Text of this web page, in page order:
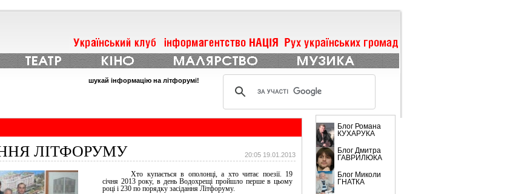
шукай інформацію на літфорумі!
Блог Романа
КУХАРУКА
Блог Дмитра
ГАВРИЛЮКА
Блог Миколи
ГНАТКА
ЛІТФОРУМУ 20:05 19.01.2013
Хто купається в ополонці, а хто читає поезії. 19
січня 2013 року, в день Водохрещі пройшло перше в цьому
році і 230 по порядку засідання Літфоруму.